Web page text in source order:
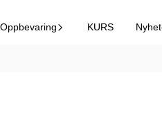
Oppbevaring KURS